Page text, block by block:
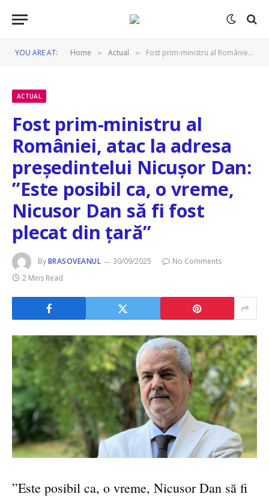
YOU ARE AT: Home » Actual » Fost prim-ministru al României, atac la adresa președintelui Nicușor Dan: ”Este posibil ca, o vreme, Nicusor Dan să fi fost plecat din țară”
ACTUAL
Fost prim-ministru al
României, atac la adresa
președintelui Nicușor Dan:
”Este posibil ca, o vreme,
Nicusor Dan să fi fost
plecat din țară”
ByBRASOVEANUL 30/09/2025
No Comments
2 Mins Read
”Este posibil ca, o vreme, Nicusor Dan să fi